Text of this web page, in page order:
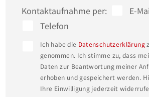
hinteren Bereich maximalen
spielende Kinder und entspannte
Über eine elegant lackierte
Sie das Obergeschoss, welches
Kontaktaufnahme per:
E-
Telefon
Ich habe die Datenschutzerklärung
genommen. Ich stimme zu, dass
Daten zur Beantwortung meiner
erhoben und gespeichert werden.
Ihre Einwilligung jederzeit